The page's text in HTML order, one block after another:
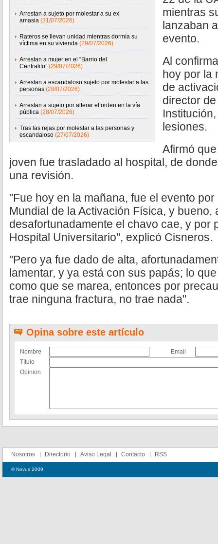
Arrestan a sujeto por molestar a su ex
amasia (31/07/2026)
Rateros se llevan unidad mientras dormía su
víctima en su vivienda (29/07/2026)
Arrestan a mujer en el “Barrio del
Centralito” (29/07/2026)
Arrestan a escandaloso sujeto por molestar a las
personas (28/07/2026)
Arrestan a sujeto por alterar el orden en la vía
pública (28/07/2026)
Tras las rejas por molestar a las personas y
escandaloso (27/07/2026)
mientras
lanzaban
evento.
Al
hoy por la
de
director
lesiones.
Afirmó
joven fue trasladado al hospital, de
una revisión.
"Fue hoy en la mañana, fue el evento
Mundial de la Activación Física, y bueno,
desafortunadamente el chavo cae, y por
Hospital Universitario", explicó Cisneros.
"Pero ya fue dado de alta,
lamentar, y ya está con sus papás; lo
como que se marea, entonces por
trae ninguna fractura, no trae nada".
Opina sobre este artículo
Nombre
Email
Título
Opinion
Nosotros Directorio Aviso Legal Contacto RSS
© Novus 2009